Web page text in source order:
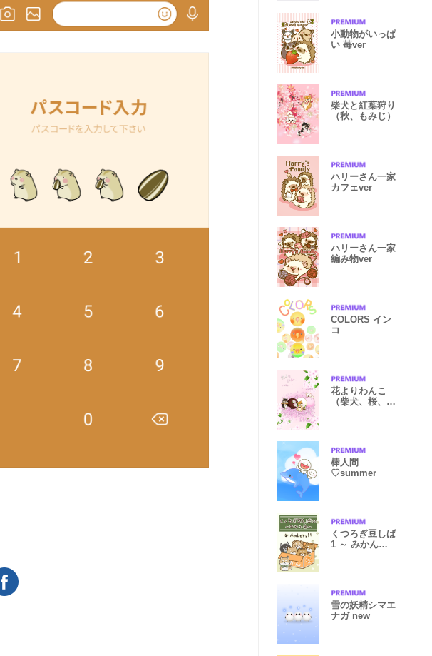
小動物がいっぱ
い 苺ver
柴犬と紅葉狩り
（秋、もみじ）
ハリーさん一家
カフェver
ハリーさん一家
編み物ver
COLORS イン
コ
花よりわんこ
（柴犬、桜、団
棒人間
♡summer
くつろぎ豆しば
1 ～ みかん箱
雪の妖精シマエ
ナガ new